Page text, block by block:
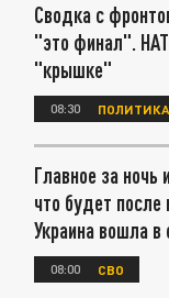
Сводка с
"это финал".
"крышке"
08:30 ПОЛИТИКА
Главное за ночь
что будет
Украина вошла
08:00 СВО